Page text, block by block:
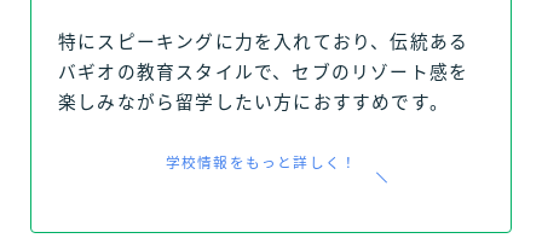
特にスピーキングに力を入れており、伝統ある
バギオの教育スタイルで、セブのリゾート感を
楽しみながら留学したい方におすすめです。
学校情報をもっと詳しく！